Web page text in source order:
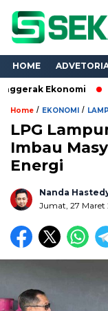
HOME
Proyek
Home / EKONOMI /
LPG
Imbau
Energi
Nanda
Jumat, 27 Maret